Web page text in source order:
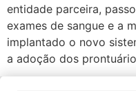
entidade parceira,
exames de sangue e a
implantado o novo
a adoção dos